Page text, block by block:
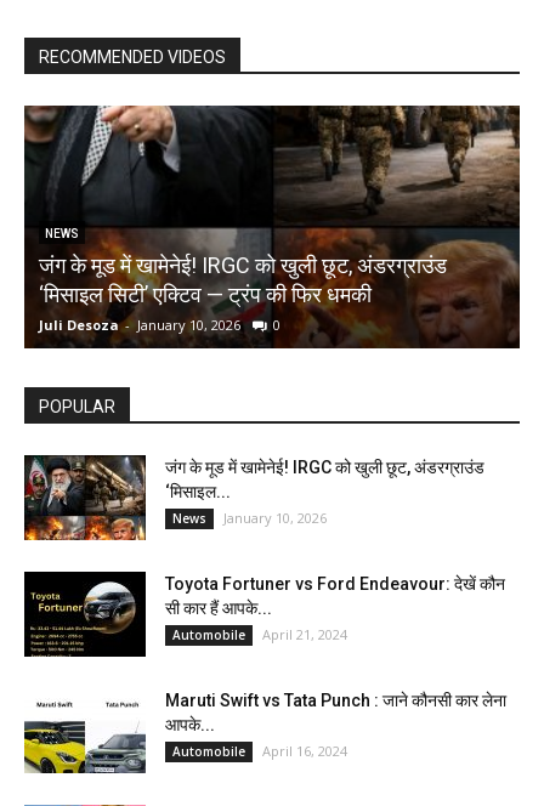
RECOMMENDED VIDEOS
NEWS
जंग के मूड में खामेनेई! IRGC को खुली छूट, अंडरग्राउंड
‘मिसाइल सिटी’ एक्टिव — ट्रंप की फिर धमकी
Juli Desoza - January 10, 2026 0
POPULAR
जंग के मूड में खामेनेई! IRGC को खुली छूट, अंडरग्राउंड
‘मिसाइल...
News January 10, 2026
Toyota Fortuner vs Ford Endeavour: देखें कौन
सी कार हैं आपके...
Automobile April 21, 2024
Maruti Swift vs Tata Punch : जाने कौनसी कार लेना
आपके...
Automobile April 16, 2024